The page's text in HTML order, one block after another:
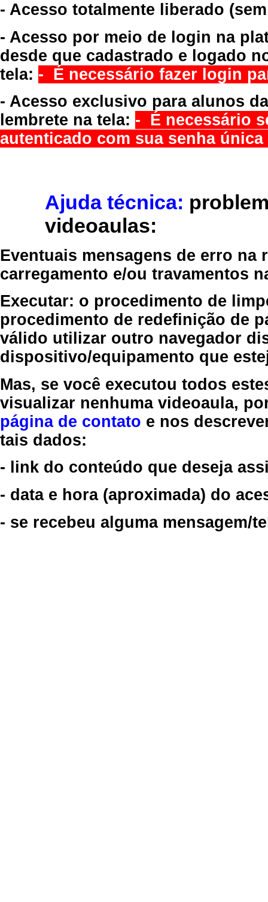
- Acesso totalmente liberado
- Acesso por meio de login na
desde que cadastrado e logado
tela: - É necessário fazer login
- Acesso exclusivo para alunos
lembrete na tela: - É necessário
autenticado com sua senha
Ajuda técnica:
videoaulas:
Eventuais mensagens de erro
carregamento e/ou travamentos
Executar: o procedimento de
procedimento de redefinição de
válido utilizar outro navegador
dispositivo/equipamento que
Mas, se você executou todos
visualizar nenhuma videoaula,
página de contato e nos
tais dados:
- link do conteúdo que deseja
- data e hora (aproximada) do
- se recebeu alguma mensagem/